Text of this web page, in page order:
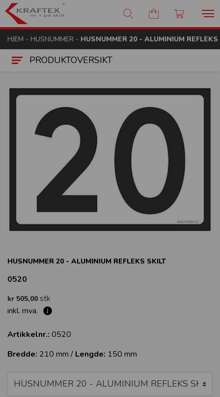
Kraftex - nr 1 på skilt
HJEM - HUSNUMMER - HUSNUMMER 20 - ALUMINIUM REFLEKS
PRODUKTOVERSIKT
HUSNUMMER 20 - ALUMINIUM REFLEKS SKILT
0520
kr 505,00 stk
inkl. mva.
Artikkelnr.: 0520
Bredde: 210 mm / Lengde: 150 mm